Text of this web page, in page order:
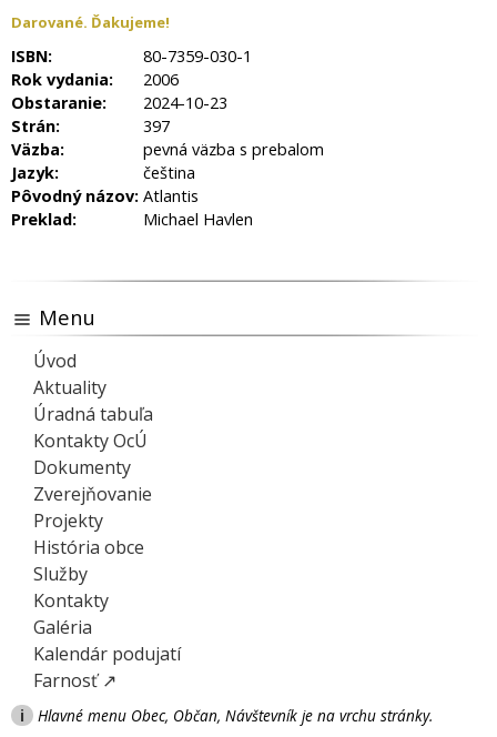
Darované. Ďakujeme!
ISBN:
80-7359-030-1
Rok vydania:
2006
Obstaranie:
2024-10-23
Strán:
397
Väzba:
pevná väzba s prebalom
Jazyk:
čeština
Pôvodný názov: Atlantis
Preklad:
Michael Havlen
Menu
Úvod
Aktuality
Úradná tabuľa
Kontakty OcÚ
Dokumenty
Zverejňovanie
Projekty
História obce
Služby
Kontakty
Galéria
Kalendár podujatí
Farnosť ↗
i Hlavné menu Obec, Občan, Návštevník je na vrchu stránky.